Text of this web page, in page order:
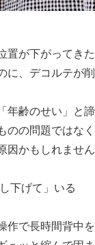
置が下がってき
、デコルテが削
年齢のせい」と
のの問題ではな
因かもしれません
下げて」いる
作で長時間背中を